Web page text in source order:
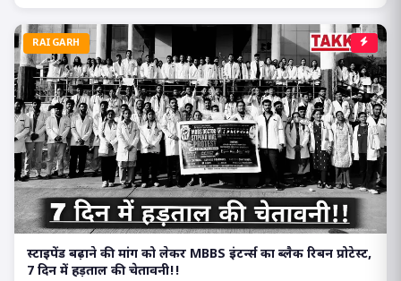
RAIGARH
स्टाइपेंड बढ़ाने की मांग को लेकर MBBS इंटर्न्स का ब्लैक रिबन प्रोटेस्ट,
7 दिन में हड़ताल की चेतावनी!!